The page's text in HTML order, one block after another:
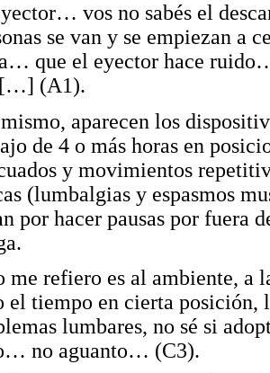
vos no sabés el
se van y se empiezan a
que el eyector hace
(A1).
aparecen los
de 4 o más horas en
y movimientos
(lumbalgias y espasmos
por hacer pausas por fuera
me refiero es al ambiente, a
el tiempo en cierta
lumbares, no sé si
no aguanto… (C3).